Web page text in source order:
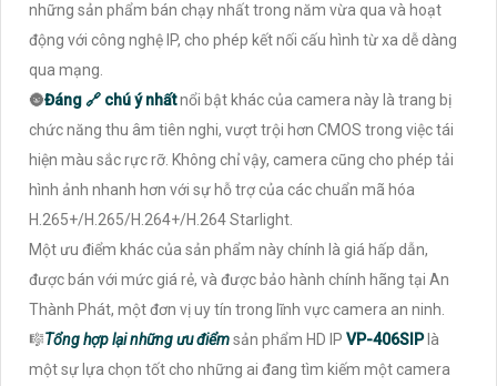
những sản phẩm bán chạy nhất trong năm vừa qua và hoạt
động với công nghệ IP, cho phép kết nối cấu hình từ xa dễ dàng
qua mạng.
🌚Đáng 🔗 chú ý nhấtnổi bật khác của camera này là trang bị
chức năng thu âm tiên nghi, vượt trội hơn CMOS trong việc tái
hiện màu sắc rực rỡ. Không chỉ vậy, camera cũng cho phép tải
hình ảnh nhanh hơn với sự hỗ trợ của các chuẩn mã hóa
H.265+/H.265/H.264+/H.264 Starlight.
Một ưu điểm khác của sản phẩm này chính là giá hấp dẫn,
được bán với mức giá rẻ, và được bảo hành chính hãng tại An
Thành Phát, một đơn vị uy tín trong lĩnh vực camera an ninh.
🎼️Tổng hợp lại những ưu điểmsản phẩm HD IP VP-406SIP là
một sự lựa chọn tốt cho những ai đang tìm kiếm một camera